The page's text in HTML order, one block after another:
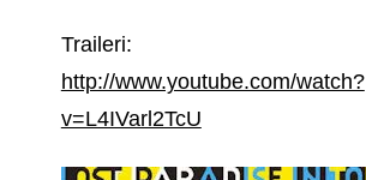
Traileri:
http://www.youtube.com/watch?
v=L4IVarl2TcU